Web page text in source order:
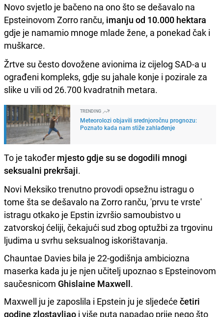
Novo svjetlo je bačeno na ono što se dešavalo na
Epsteinovom Zorro ranču, imanju od 10.000 hektara
gdje je namamio mnoge mlade žene, a ponekad čak i
muškarce.
Žrtve su često dovožene avionima iz cijelog SAD-a u
ograđeni kompleks, gdje su jahale konje i pozirale za
slike u vili od 26.700 kvadratnih metara.
TRENDING
Meteorolozi objavili srednjoročnu prognozu:
Poznato kada nam stiže zahlađenje
To je također mjesto gdje su se dogodili mnogi
seksualni prekršaji.
Novi Meksiko trenutno provodi opsežnu istragu o
tome šta se dešavalo na Zorro ranču, 'prvu te vrste'
istragu otkako je Epstin izvršio samoubistvo u
zatvorskoj ćeliji, čekajući sud zbog optužbi za trgovinu
ljudima u svrhu seksualnog iskorištavanja.
Chauntae Davies bila je 22-godišnja ambiciozna
maserka kada ju je njen učitelj upoznao s Epsteinovom
saučesnicom Ghislaine Maxwell.
Maxwell ju je zaposlila i Epstein ju je sljedeće četiri
godine zlostavljao i više puta napadao prije nego što